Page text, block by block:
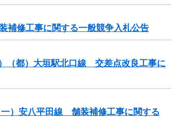
補修工事に関する一般競争入札公告
（都）大垣駅北口線 交差点改良工事に
）安八平田線 舗装補修工事に関する